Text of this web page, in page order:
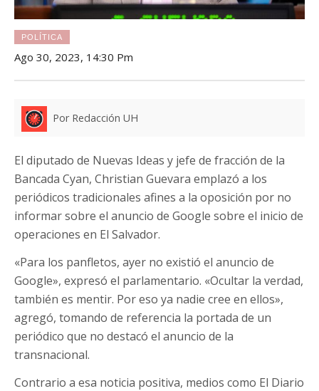
POLÍTICA
Ago 30, 2023, 14:30 Pm
Por Redacción UH
El diputado de Nuevas Ideas y jefe de fracción de la
Bancada Cyan, Christian Guevara emplazó a los
periódicos tradicionales afines a la oposición por no
informar sobre el anuncio de Google sobre el inicio de
operaciones en El Salvador.
«Para los panfletos, ayer no existió el anuncio de
Google», expresó el parlamentario. «Ocultar la verdad,
también es mentir. Por eso ya nadie cree en ellos»,
agregó, tomando de referencia la portada de un
periódico que no destacó el anuncio de la
transnacional.
Contrario a esa noticia positiva, medios como El Diario